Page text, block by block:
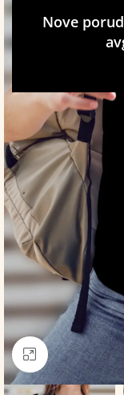
Nove
Click to enlarge